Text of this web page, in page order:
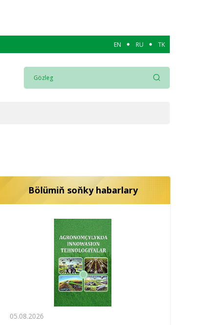
EN RU TK
Bölümiň soňky habarlary
05.08.2026